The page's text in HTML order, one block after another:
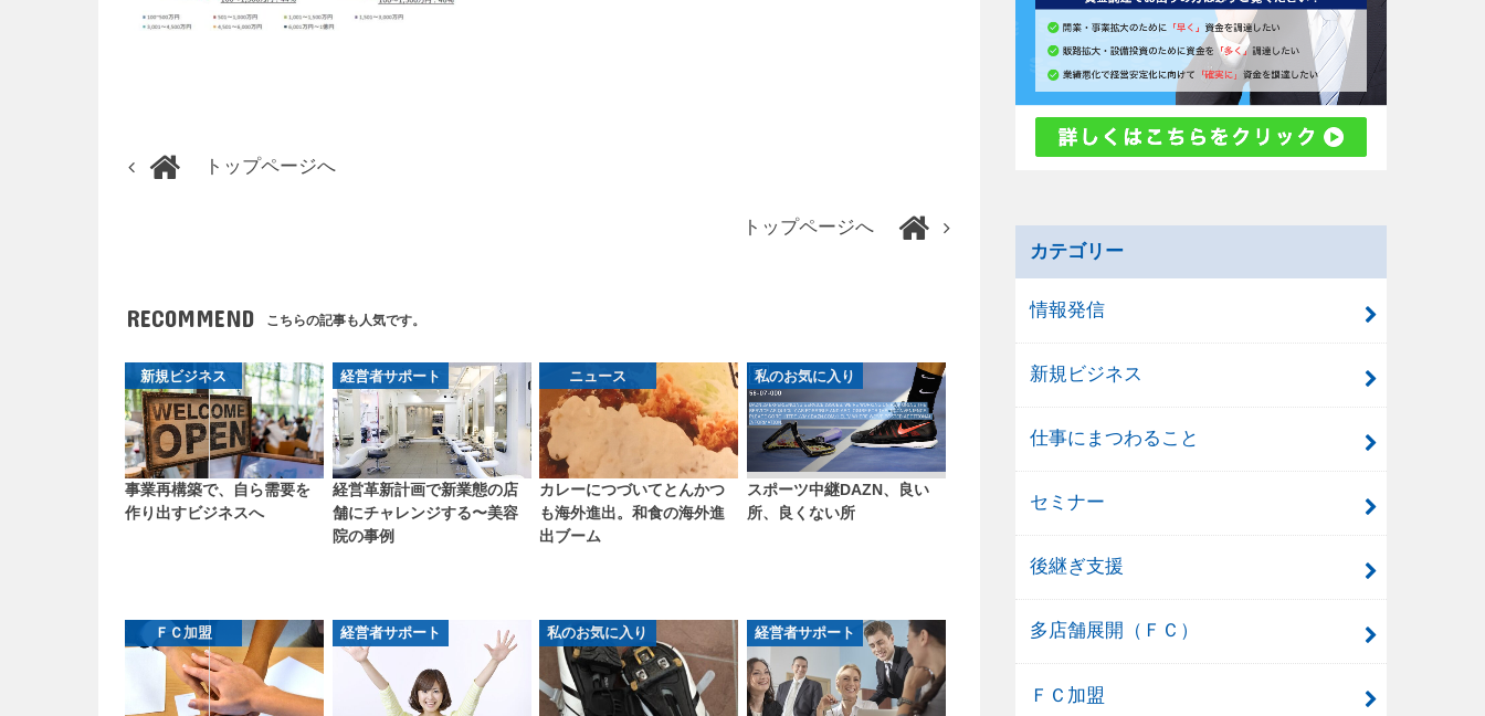
トップページへ
トップページへ
RECOMMEND こちらの記事も人気です。
新規ビジネス
事業再構築で、自ら需要を
作り出すビジネスへ
経営者サポート
経営革新計画で新業態の店
舗にチャレンジする〜美容
院の事例
ニュース
カレーにつづいてとんかつ
も海外進出。和食の海外進
出ブーム
私のお気に入り
スポーツ中継DAZN、良い
所、良くない所
ＦＣ加盟 経営者サポート 私のお気に入り 経営者サポート
カテゴリー
情報発信
新規ビジネス
仕事にまつわること
セミナー
後継ぎ支援
多店舗展開（ＦＣ）
ＦＣ加盟